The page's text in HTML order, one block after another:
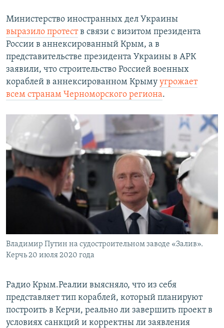
Министерство иностранных дел Украины
выразило протеств связи с визитом президента
России в аннексированный Крым, а в
представительстве президента Украины в АРК
заявили, что строительство Россией военных
кораблей в аннексированном Крыму угрожает
всем странам Черноморского региона.
Владимир Путин на судостроительном заводе «Залив».
Керчь 20 июля 2020 года
Радио Крым.Реалии выясняло, что из себя
представляет тип кораблей, который планируют
построить в Керчи, реально ли завершить проект в
условиях санкций и корректны ли заявления